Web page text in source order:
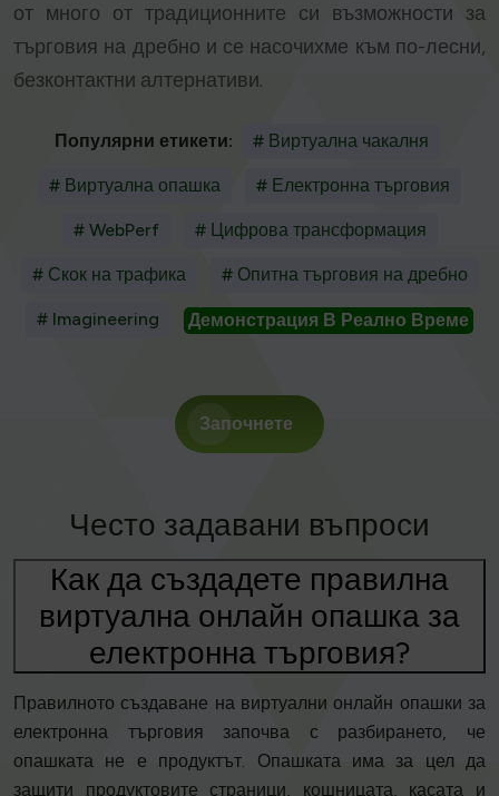
от много от традиционните си възможности за
търговия на дребно и се насочихме към по-лесни,
безконтактни алтернативи.
Популярни етикети: # Виртуална чакалня
# Виртуална опашка # Електронна търговия
# WebPerf # Цифрова трансформация
# Скок на трафика # Опитна търговия на дребно
# Imagineering Демонстрация В Реално Време
Започнете
Често задавани въпроси
Как да създадете правилна
виртуална онлайн опашка за
електронна търговия?
Правилното създаване на виртуални онлайн опашки за
електронна търговия започва с разбирането, че
опашката не е продуктът. Опашката има за цел да
защити продуктовите страници, кошницата, касата и